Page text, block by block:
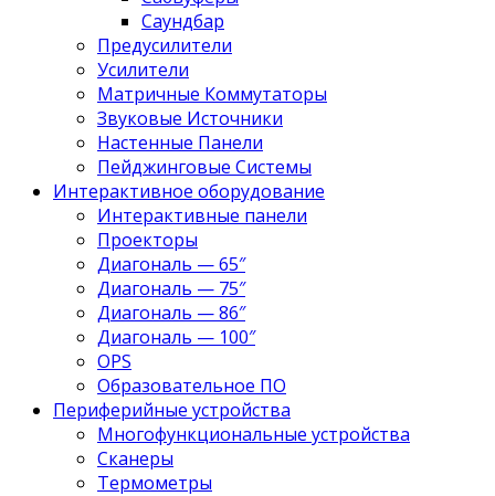
Саундбар
Предусилители
Усилители
Матричные Коммутаторы
Звуковые Источники
Настенные Панели
Пейджинговые Системы
Интерактивное оборудование
Интерактивные панели
Проекторы
Диагональ — 65″
Диагональ — 75″
Диагональ — 86″
Диагональ — 100″
OPS
Образовательное ПО
Периферийные устройства
Многофункциональные устройства
Сканеры
Термометры